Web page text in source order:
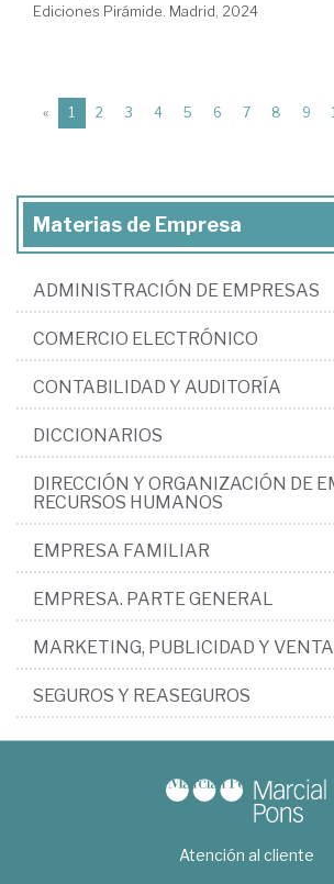
Ediciones Pirámide. Madrid, 2024
« 1 (current)
2 3 4 5 6 7 8 9
Materias de Empresa
ADMINISTRACIÓN DE EMPRESAS
COMERCIO ELECTRÓNICO
CONTABILIDAD Y AUDITORÍA
DICCIONARIOS
DIRECCIÓN Y ORGANIZACIÓN DE
RECURSOS HUMANOS
EMPRESA FAMILIAR
EMPRESA. PARTE GENERAL
MARKETING, PUBLICIDAD Y VENTA
SEGUROS Y REASEGUROS
Atención al cliente